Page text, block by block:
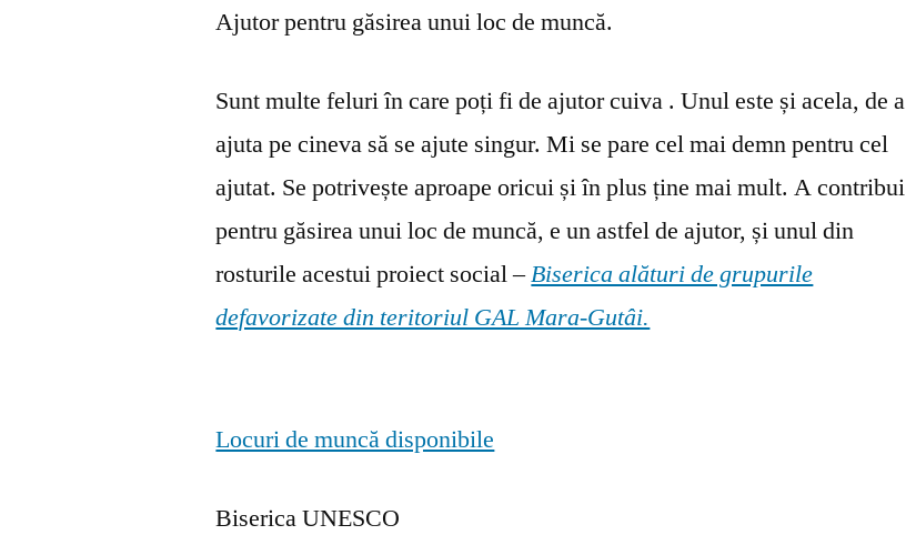
Ajutor pentru găsirea unui loc de muncă.
Sunt multe feluri în care poți fi de ajutor cuiva . Unul este și acela, de a
ajuta pe cineva să se ajute singur. Mi se pare cel mai demn pentru cel
ajutat. Se potrivește aproape oricui și în plus ține mai mult. A contribui
pentru găsirea unui loc de muncă, e un astfel de ajutor, și unul din
rosturile acestui proiect social –Biserica alături de grupurile
defavorizate din teritoriul GAL Mara-Gutâi.
Locuri de muncă disponibile
Biserica UNESCO